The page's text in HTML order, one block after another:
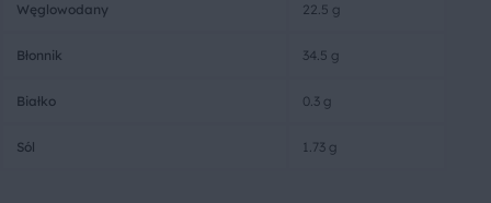
Węglowodany 22.5 g
Błonnik 34.5 g
Białko 0.3 g
Sól 1.73 g